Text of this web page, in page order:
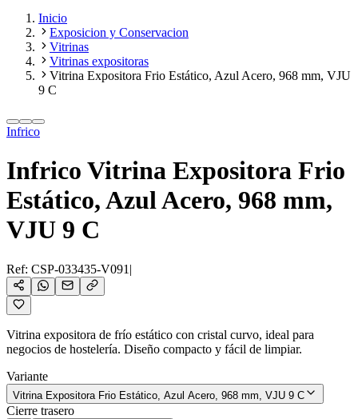
Inicio
Exposicion y Conservacion
Vitrinas
Vitrinas expositoras
Vitrina Expositora Frio Estático, Azul Acero, 968 mm, VJU
9 C
Infrico
Infrico Vitrina Expositora Frio
Estático, Azul Acero, 968 mm,
VJU 9 C
Ref: CSP-033435-V091 |
Vitrina expositora de frío estático con cristal curvo, ideal para
negocios de hostelería. Diseño compacto y fácil de limpiar.
Variante
Vitrina Expositora Frio Estático, Azul Acero, 968 mm, VJU 9 C
Cierre trasero